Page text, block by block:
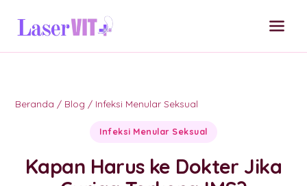
Beranda / Blog / Infeksi Menular Seksual
Infeksi Menular Seksual
Kapan Harus ke Dokter Jika